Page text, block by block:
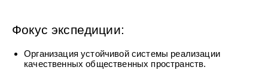
Фокус экспедиции:
Организация устойчивой системы реализации
качественных общественных пространств.